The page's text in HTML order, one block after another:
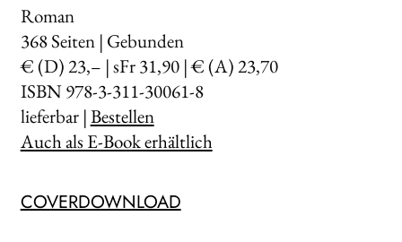
Roman
368Seiten | Gebunden
€ (D) 23,– | sFr 31,90 | € (A) 23,70
ISBN 978-3-311-30061-8
lieferbar |Bestellen
Auch als E-Book erhältlich
COVERDOWNLOAD